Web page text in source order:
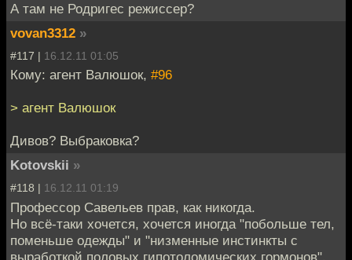
А там не Родригес режиссер?
vovan3312 »
#117 | 16.12.11 01:05
Кому: агент Валюшок, #96
> агент Валюшок
Дивов? Выбраковка?
Kotovskii »
#118 | 16.12.11 01:19
Профессор Савельев прав, как никогда.
Но всё-таки хочется, хочется иногда "побольше тел,
поменьше одежды" и "низменные инстинкты с
выработкой половых гипотоломических гормонов".